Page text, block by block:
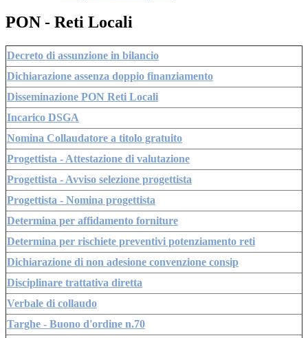
PON - Reti Locali
Decreto di assunzione in bilancio
Dichiarazione assenza doppio finanziamento
Disseminazione PON Reti Locali
Incarico DSGA
Nomina Collaudatore a titolo gratuito
Progettista - Attestazione di valutazione
Progettista - Avviso selezione progettista
Progettista - Nomina progettista
Determina per affidamento forniture
Determina per rischiete preventivi potenziamento reti
Dichiarazione di non adesione convenzione consip
Disciplinare trattativa diretta
Verbale di collaudo
Targhe - Buono d'ordine n.70